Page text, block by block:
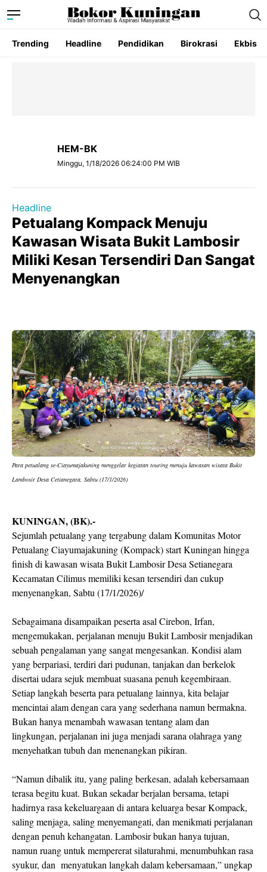
Trending Headline Pendidikan Birokrasi Ekbis
HEM-BK
Minggu, 1/18/2026 06:24:00 PM WIB
Headline
Petualang Kompack Menuju
Kawasan Wisata Bukit Lambosir
Miliki Kesan Tersendiri Dan Sangat
Menyenangkan
Para petualang se-Ciayumajakuning menggelar kegiatan touring menuju kawasan wisata Bukit
Lambosir Desa Cetianegara, Sabtu (17/1/2026)
KUNINGAN, (BK).-
Sejumlah petualang yang tergabung dalam Komunitas Motor
Petualang Ciayumajakuning (Kompack) start Kuningan hingga
finish di kawasan wisata Bukit Lambosir Desa Setianegara
Kecamatan Cilimus memiliki kesan tersendiri dan cukup
menyenangkan, Sabtu (17/1/2026)/
Sebagaimana disampaikan peserta asal Cirebon, Irfan,
mengemukakan, perjalanan menuju Bukit Lambosir menjadikan
sebuah pengalaman yang sangat mengesankan. Kondisi alam
yang berpariasi, terdiri dari pudunan, tanjakan dan berkelok
disertai udara sejuk membuat suasana penuh kegembiraan.
Setiap langkah beserta para petualang lainnya, kita belajar
mencintai alam dengan cara yang sederhana namun bermakna.
Bukan hanya menambah wawasan tentang alam dan
lingkungan, perjalanan ini juga menjadi sarana olahraga yang
menyehatkan tubuh dan menenangkan pikiran.
“Namun dibalik itu, yang paling berkesan, adalah kebersamaan
terasa begitu kuat. Bukan sekadar berjalan bersama, tetapi
hadirnya rasa kekeluargaan di antara keluarga besar Kompack,
saling menjaga, saling menyemangati, dan menikmati perjalanan
dengan penuh kehangatan. Lambosir bukan hanya tujuan,
namun ruang untuk mempererat silaturahmi, menumbuhkan rasa
syukur, dan menyatukan langkah dalam kebersamaan,” ungkap